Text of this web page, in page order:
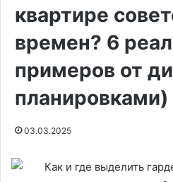
квартире
времен? 6
примеров от
планировками)
03.03.2025